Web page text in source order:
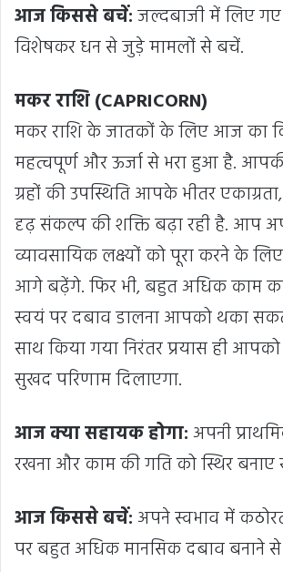
आज किससे बचें:जल्दबाजी में लिए गए
विशेषकर धन से जुड़े मामलों से बचें.
मकर राशि (CAPRICORN)
मकर राशि के जातकों के लिए आज का
महत्वपूर्ण और ऊर्जा से भरा हुआ है.
ग्रहों की उपस्थिति आपके भीतर
दृढ़ संकल्प की शक्ति बढ़ा रही है. आप
व्यावसायिक लक्ष्यों को पूरा करने के
आगे बढ़ेंगे. फिर भी, बहुत अधिक काम
स्वयं पर दबाव डालना आपको थका
साथ किया गया निरंतर प्रयास ही
सुखद परिणाम दिलाएगा.
आज क्या सहायक होगा: अपनी
रखना और काम की गति को स्थिर बनाए
आज किससे बचें: अपने स्वभाव में
पर बहुत अधिक मानसिक दबाव बनाने